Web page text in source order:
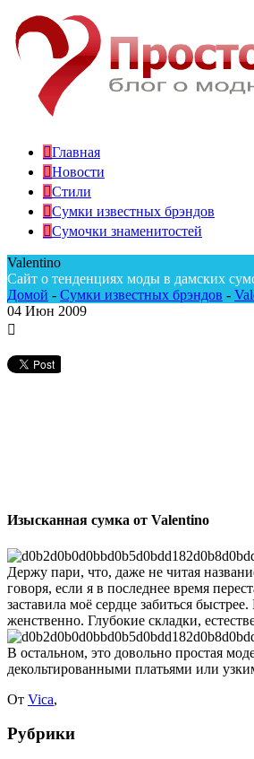
Главная
Новости
Стили
Сумки известных брэндов
Сумочки знаменитостей
Valentino
Сайт о тенденциях моды в дамских
Домой - Сумки известных брэндов -
04 Июн 2009
Изысканная сумка от Valentino
Держу пари, что, даже не читая
говоря, если я в последнее время
заставила моё сердце забиться
женственно. Глубокие складки,
В остальном, это довольно простая
декольтированными платьями или
От Vica,
Рубрики